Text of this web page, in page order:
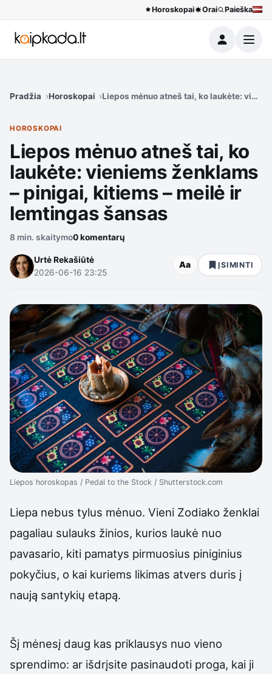
Horoskopai Orai Paieška
Meniu
Pradžia Horoskopai Liepos mėnuo atneš tai, ko laukėte:
HOROSKOPAI
Liepos mėnuo atneš tai, ko
laukėte: vieniems ženklams
– pinigai, kitiems – meilė ir
lemtingas šansas
8 min. skaitymo0 komentarų
Urtė Rekašiūtė
2026-06-16 23:25
Aa ĮSIMINTI
Liepos horoskopas / Pedal to the Stock / Shutterstock.com
Liepa nebus tylus mėnuo. Vieni Zodiako ženklai
pagaliau sulauks žinios, kurios laukė nuo
pavasario, kiti pamatys pirmuosius piniginius
pokyčius, o kai kuriems likimas atvers duris į
naują santykių etapą.
Šį mėnesį daug kas priklausys nuo vieno
sprendimo: ar išdrįsite pasinaudoti proga, kai ji